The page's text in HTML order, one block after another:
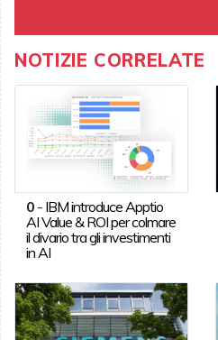
NOTIZIE CORRELATE
0- IBM introduce Apptio
AI Value & ROI per colmare
il divario tra gli investimenti
in AI